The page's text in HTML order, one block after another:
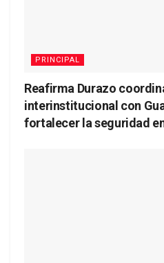
PRINCIPAL
Reafirma Durazo
interinstitucional con
fortalecer la seguridad